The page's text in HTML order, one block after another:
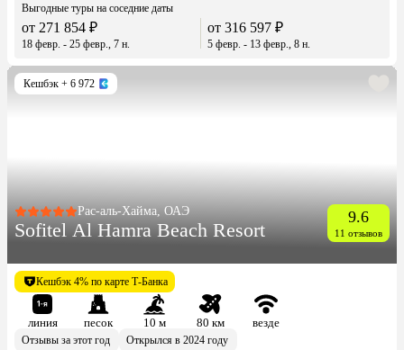
Выгодные туры на соседние даты
от 271 854 ₽
18 февр. - 25 февр., 7 н.
от 316 597 ₽
5 февр. - 13 февр., 8 н.
Кешбэк + 6 972
Рас-аль-Хайма, ОАЭ
Sofitel Al Hamra Beach Resort
9.6
11 отзывов
Кешбэк 4% по карте Т-Банка
линия песок 10 м 80 км
везде
Отзывы за этот год
Открылся в 2024 году